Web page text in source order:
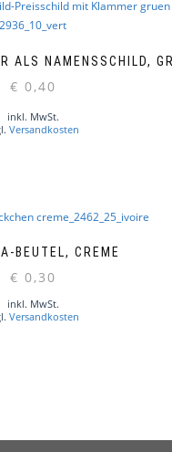
ALS NAMENSSCHILD,
€ 0,40
inkl. MwSt.
Versandkosten
BEUTEL, CREME
€ 0,30
inkl. MwSt.
Versandkosten